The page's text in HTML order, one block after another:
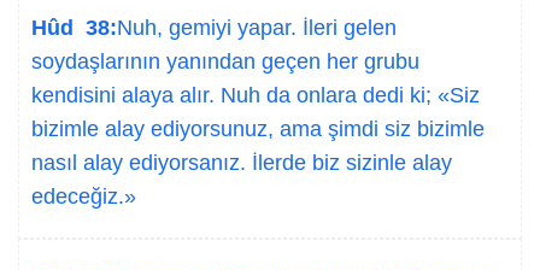
Hûd 38:Nuh, gemiyi yapar. İleri gelen
soydaşlarının yanından geçen her grubu
kendisini alaya alır. Nuh da onlara dedi ki; «Siz
bizimle alay ediyorsunuz, ama şimdi siz bizimle
nasıl alay ediyorsanız. İlerde biz sizinle alay
edeceğiz.»